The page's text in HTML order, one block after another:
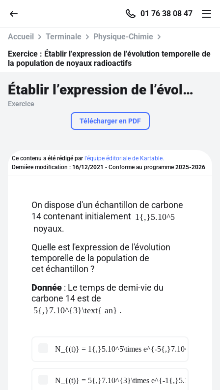
01 76 38 08 47
Parcourir
Se connecter
Pour profiter de 10 contenus offerts.
Accueil Terminale
Physique-Chimie
Exercice : Établir l’expression de l’évolution temporelle de
la population de noyaux radioactifs
Établir l’expression de l’évolution temporelle de la population de noyaux radioactifs
Exercice
Télécharger en PDF
Ce contenu a été rédigé par l'équipe éditoriale de Kartable.
Dernière modification : 16/12/2021 - Conforme au programme 2025-2026
On dispose d'un échantillon de carbone
14 contenant initialement 1{,}5.10^5
noyaux.
Quelle est l'expression de l'évolution
temporelle de la population de
cet échantillon ?
Donnée : Le temps de demi-vie du
carbone 14 est de
5{,}7.10^{3}\text{ an} .
N_{(t)} = 1{,}5.10^5\times e^{-
N_{(t)} = 5{,}7.10^{3}\times e^{-